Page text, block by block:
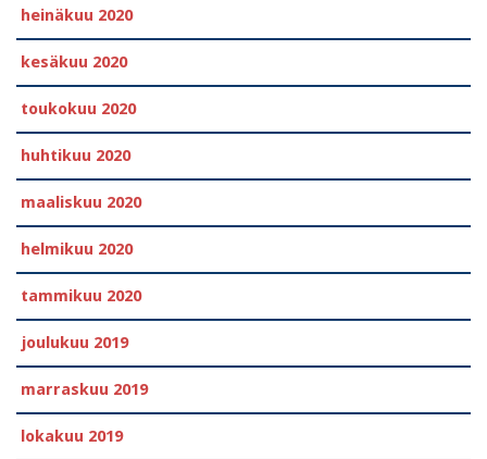
heinäkuu 2020
kesäkuu 2020
toukokuu 2020
huhtikuu 2020
maaliskuu 2020
helmikuu 2020
tammikuu 2020
joulukuu 2019
marraskuu 2019
lokakuu 2019